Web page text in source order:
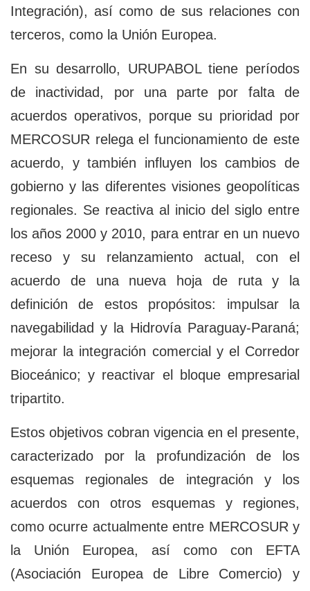
Integración), así como de sus relaciones con
terceros, como la Unión Europea.
En su desarrollo, URUPABOL tiene períodos
de inactividad, por una parte por falta de
acuerdos operativos, porque su prioridad por
MERCOSUR relega el funcionamiento de este
acuerdo, y también influyen los cambios de
gobierno y las diferentes visiones geopolíticas
regionales. Se reactiva al inicio del siglo entre
los años 2000 y 2010, para entrar en un nuevo
receso y su relanzamiento actual, con el
acuerdo de una nueva hoja de ruta y la
definición de estos propósitos: impulsar la
navegabilidad y la Hidrovía Paraguay-Paraná;
mejorar la integración comercial y el Corredor
Bioceánico; y reactivar el bloque empresarial
tripartito.
Estos objetivos cobran vigencia en el presente,
caracterizado por la profundización de los
esquemas regionales de integración y los
acuerdos con otros esquemas y regiones,
como ocurre actualmente entre MERCOSUR y
la Unión Europea, así como con EFTA
(Asociación Europea de Libre Comercio) y